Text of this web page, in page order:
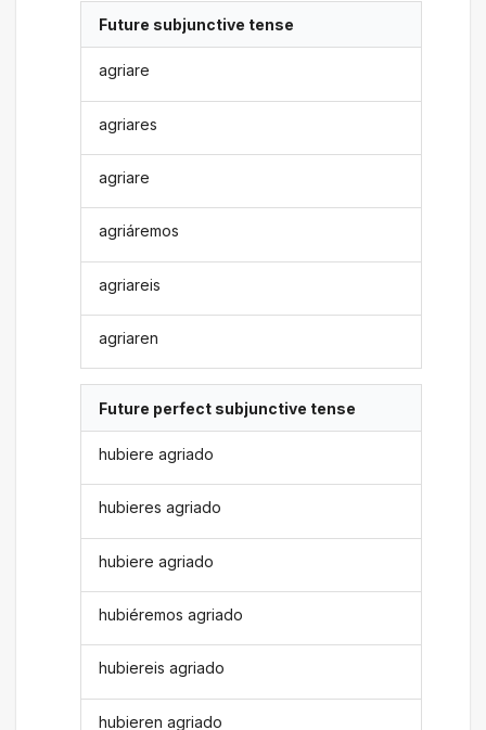
Future subjunctive tense
agriare
agriares
agriare
agriáremos
agriareis
agriaren
Future perfect subjunctive tense
hubiere agriado
hubieres agriado
hubiere agriado
hubiéremos agriado
hubiereis agriado
hubieren agriado